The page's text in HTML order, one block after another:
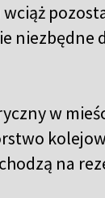
niezbędne
w
na